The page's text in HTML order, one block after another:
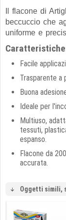
Il flacone di
beccuccio che
uniforme e
Facile
Trasparente a
Buona
Ideale per
Multiuso,
tessuti,
espanso.
Flacone da
accurata.
Oggetti simili,